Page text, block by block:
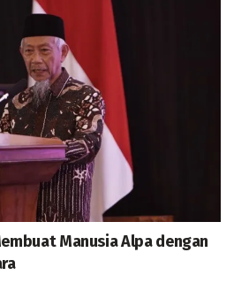
Manusia Alpa dengan